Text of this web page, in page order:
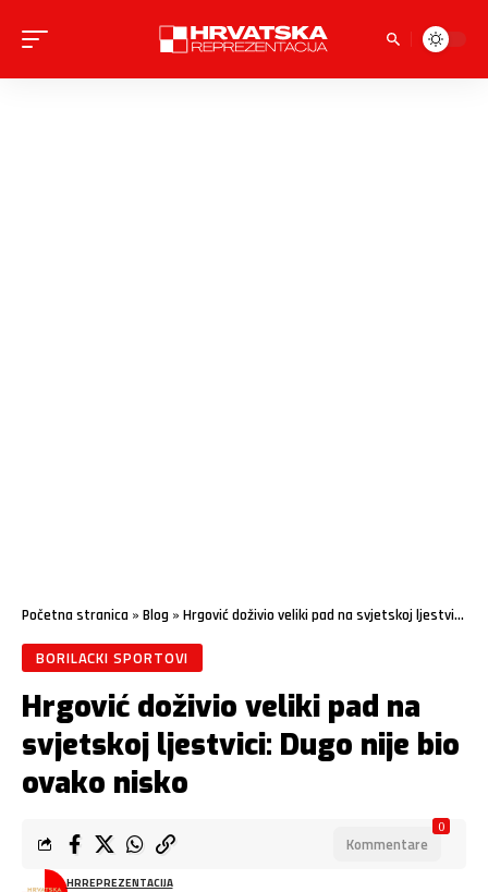
Početna stranica » Blog » Hrgović doživio veliki pad na svjetskoj ljestvici: Dugo nije bio ovako nisko
BORILACKI SPORTOVI
Hrgović doživio veliki pad na
svjetskoj ljestvici: Dugo nije bio
ovako nisko
HRREPREZENTACIJA
Kommentare
0